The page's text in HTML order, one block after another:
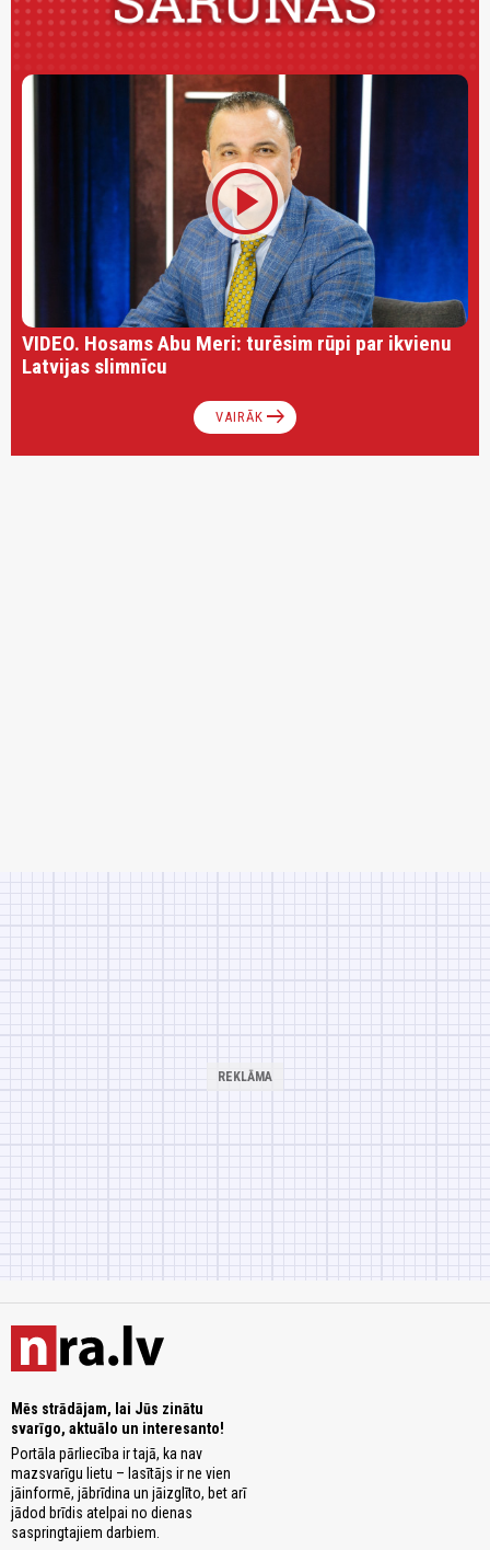
play_circle
VIDEO. Hosams Abu Meri: turēsim rūpi par ikvienu
Latvijas slimnīcu
VAIRĀK arrow_right_alt
Mēs strādājam, lai Jūs zinātu
svarīgo, aktuālo un interesanto!
Portāla pārliecība ir tajā, ka nav
mazsvarīgu lietu – lasītājs ir ne vien
jāinformē, jābrīdina un jāizglīto, bet arī
jādod brīdis atelpai no dienas
saspringtajiem darbiem.